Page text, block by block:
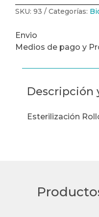
SKU:93 Categorías:
Envio
Medios de pago y
Descripción
Esterilización